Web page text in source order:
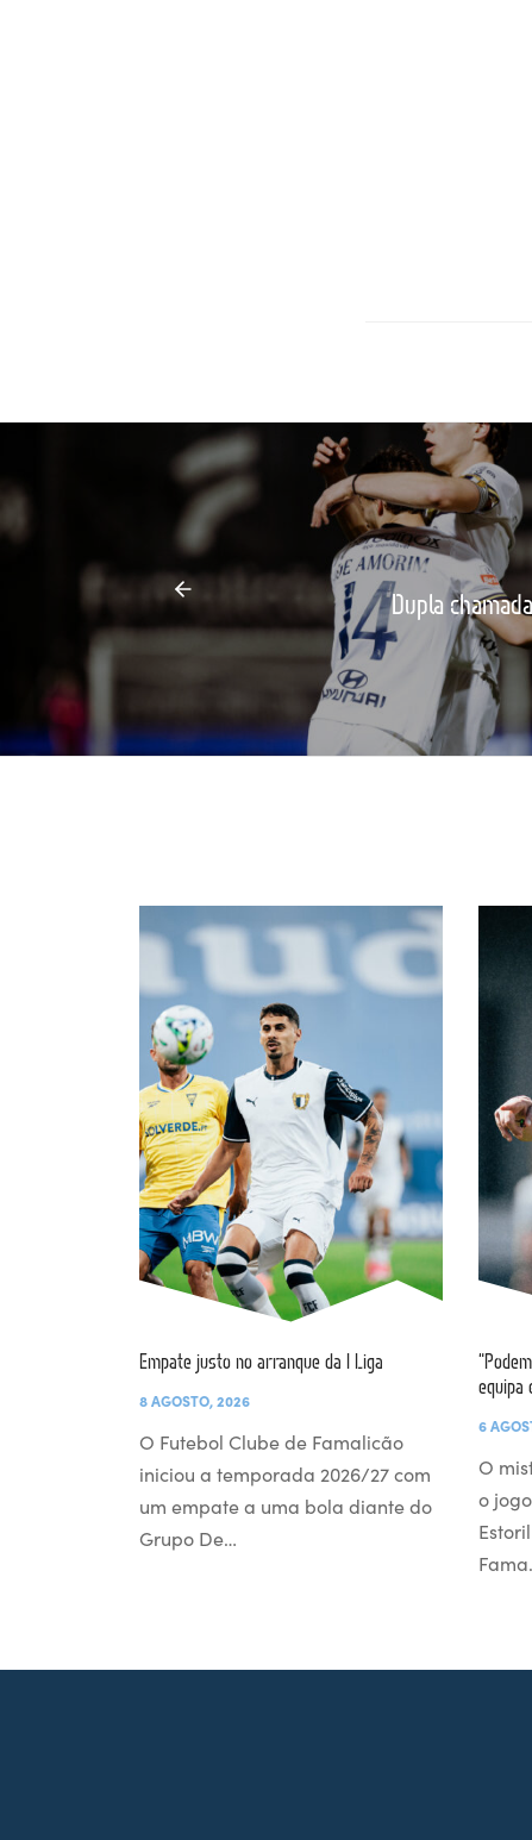
Dupla
Empate justo no arranque da I Liga
8 AGOSTO, 2026
O Futebol Clube de Famalicão
iniciou a temporada 2026/27 com
um empate a uma bola diante do
Grupo De…
equipa
6
O
o